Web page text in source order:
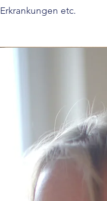
Erkrankungen etc.